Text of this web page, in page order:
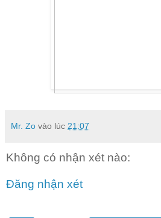
Mr. Zo vào lúc 21:07
Không có nhận xét nào:
Đăng nhận xét